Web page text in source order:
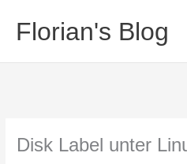
Inhalt
springen
Florian's Blog
Disk Label unter